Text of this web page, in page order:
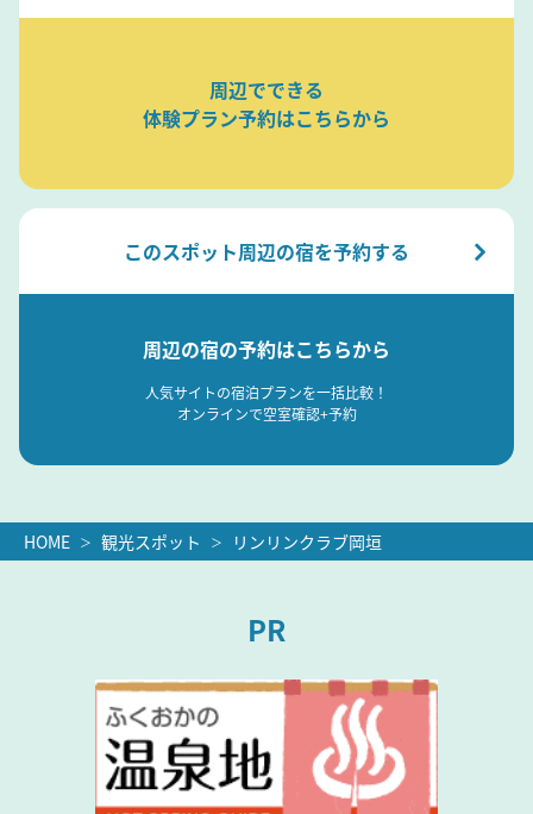
周辺でできる
体験プラン予約はこちらから
このスポット周辺の宿を予約する
周辺の宿の予約はこちらから
人気サイトの宿泊プランを一括比較！
オンラインで空室確認+予約
HOME 観光スポット リンリンクラブ岡垣
PR